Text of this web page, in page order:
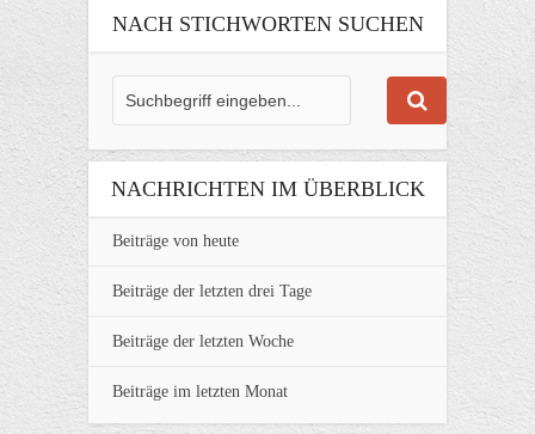
NACH STICHWORTEN SUCHEN
NACHRICHTEN IM ÜBERBLICK
Beiträge von heute
Beiträge der letzten drei Tage
Beiträge der letzten Woche
Beiträge im letzten Monat